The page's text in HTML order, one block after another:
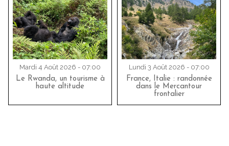
Mardi 4 Août 2026 - 07:00
Le Rwanda, un tourisme à
haute altitude
Lundi 3 Août 2026 - 07:00
France, Italie : randonnée
dans le Mercantour
frontalier